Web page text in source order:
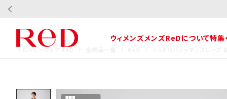
ウィメンズメンズReDについて特集
リカバリーウェア ReD